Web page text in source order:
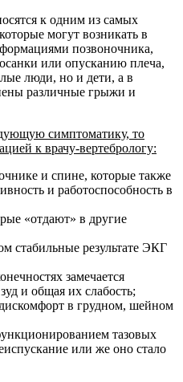
к одним из самых
могут возникать в
позвоночника,
или опусканию плеча,
люди, но и дети, а в
различные грыжи и
симптоматику, то
к врачу-вертебрологу:
и спине, которые также
и работоспособность в
«отдают» в другие
стабильные результате ЭКГ
замечается
и общая их слабость;
в грудном, шейном
тазовых
или же оно стало